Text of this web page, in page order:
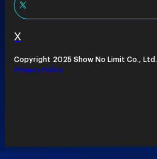
X
Copyright 2025 Show No Limit Co., Ltd.
Privacy Policy